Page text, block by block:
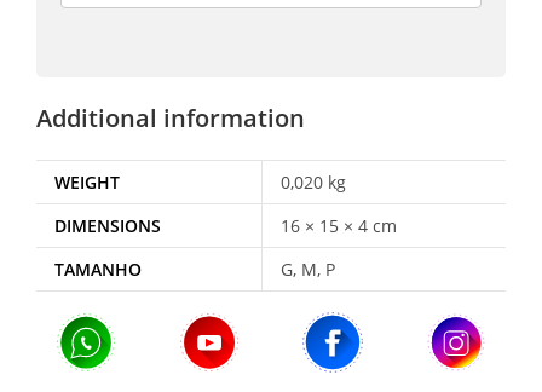
Additional information
WEIGHT
0,020 kg
DIMENSIONS
16 × 15 × 4 cm
TAMANHO
G, M, P